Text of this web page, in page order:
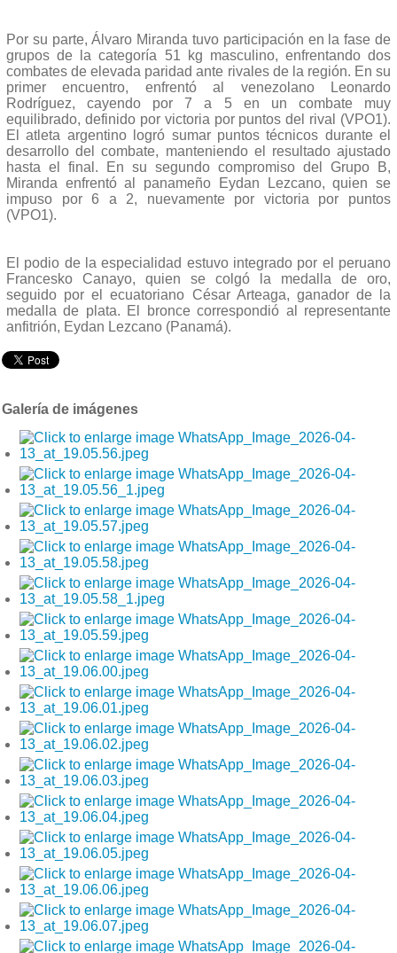
Por su parte, Álvaro Miranda tuvo participación en la fase de
grupos de la categoría 51 kg masculino, enfrentando dos
combates de elevada paridad ante rivales de la región. En su
primer encuentro, enfrentó al venezolano Leonardo
Rodríguez, cayendo por 7 a 5 en un combate muy
equilibrado, definido por victoria por puntos del rival (VPO1).
El atleta argentino logró sumar puntos técnicos durante el
desarrollo del combate, manteniendo el resultado ajustado
hasta el final. En su segundo compromiso del Grupo B,
Miranda enfrentó al panameño Eydan Lezcano, quien se
impuso por 6 a 2, nuevamente por victoria por puntos
(VPO1).
El podio de la especialidad estuvo integrado por el peruano
Francesko Canayo, quien se colgó la medalla de oro,
seguido por el ecuatoriano César Arteaga, ganador de la
medalla de plata. El bronce correspondió al representante
anfitrión, Eydan Lezcano (Panamá).
Galería de imágenes